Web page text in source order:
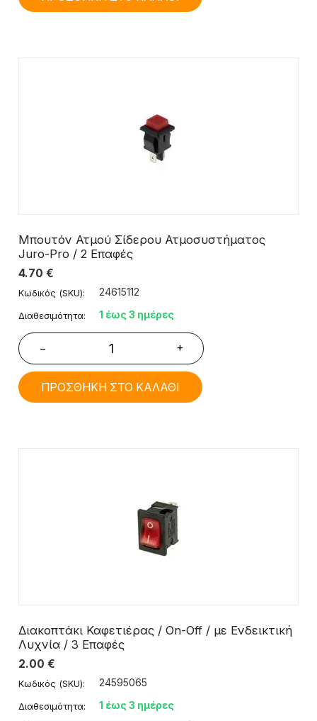
Μπουτόν Ατμού Σίδερου Ατμοσυστήματος
Juro-Pro / 2 Επαφές
4.70 €
Κωδικός (SKU): 24615112
Διαθεσιμότητα: 1 έως 3 ημέρες
− +
ΠΡΟΣΘΗΚΗ ΣΤΟ ΚΑΛΑΘΙ
Διακοπτάκι Καφετιέρας / On-Off / με Ενδεικτική
Λυχνία / 3 Επαφές
2.00 €
Κωδικός (SKU): 24595065
Διαθεσιμότητα: 1 έως 3 ημέρες